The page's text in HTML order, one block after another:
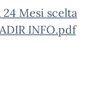
24 Mesi scelta
INFO.pdf